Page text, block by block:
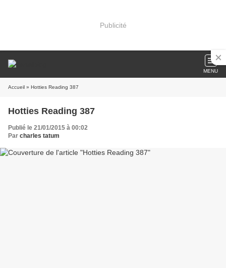
Publicité
MENU
Accueil » Hotties Reading 387
Hotties Reading 387
Publié le 21/01/2015 à 00:02
Par charles tatum